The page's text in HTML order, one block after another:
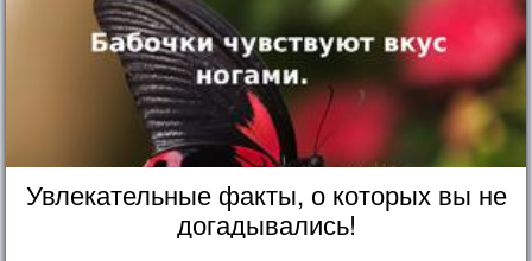
Увлекательные факты, о которых вы не
догадывались!